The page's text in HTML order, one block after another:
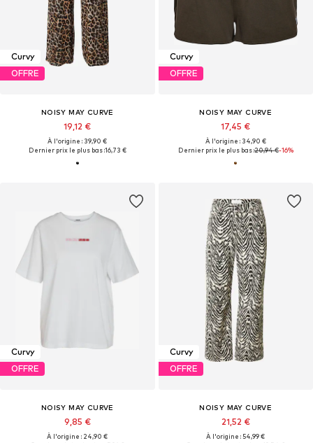
Curvy
OFFRE
NOISY MAY CURVE
19,12 €
À l'origine : 39,90 €
Dernier prix le plus bas :16,73 €
Curvy
OFFRE
NOISY MAY CURVE
17,45 €
À l'origine : 34,90 €
Dernier prix le plus bas :20,94 €-16%
Curvy
OFFRE
NOISY MAY CURVE
9,85 €
À l'origine : 24,90 €
Curvy
OFFRE
NOISY MAY CURVE
21,52 €
À l'origine : 54,99 €